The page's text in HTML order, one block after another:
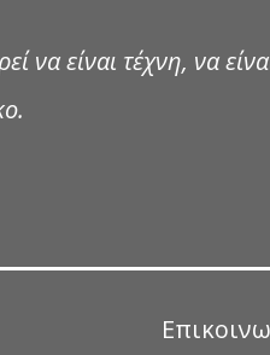
να είναι τέχνη, να